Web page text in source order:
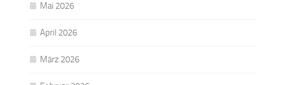
Mai 2026
April 2026
März 2026